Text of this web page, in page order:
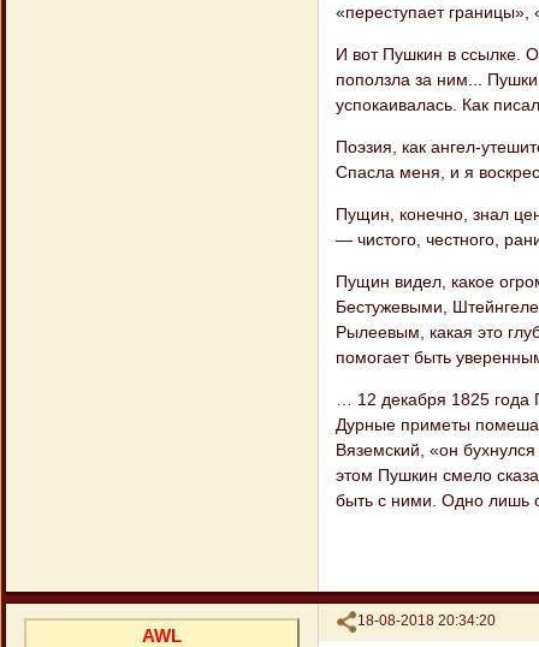
«переступает
И вот Пушкин в ссылке.
поползла за ним...
успокаивалась. Как
Поэзия, как ангел-
Спасла меня, и я
Пущин, конечно, знал
— чистого, честного,
Пущин видел, какое
Бестужевыми,
Рылеевым, какая это
помогает быть
… 12 декабря 1825
Дурные приметы
Вяземский, «он
этом Пушкин смело
быть с ними. Одно лишь
Поделиться
18-08-2018 20:34:20
AWL